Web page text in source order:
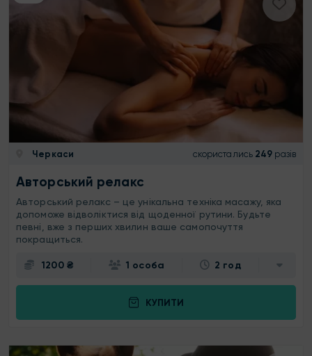
Черкаси скористались 249 разів
Авторський релакс
Авторський релакс – це унікальна техніка масажу, яка
допоможе відволіктися від щоденної рутини. Будьте
певні, вже з перших хвилин ваше самопочуття
покращиться.
1200 ₴ 1 особа 2 год
КУПИТИ